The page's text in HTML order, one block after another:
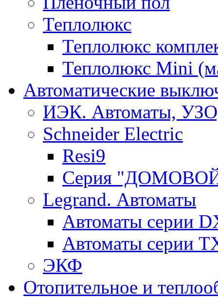
Теплолюкс
Теплолюкс
Теплолюкс Mini
Автоматические
ИЭК. Автоматы,
Schneider Electric
Resi9
Серия
Legrand. Автоматы
Автоматы серии
Автоматы серии
ЭКФ
Отопительное и